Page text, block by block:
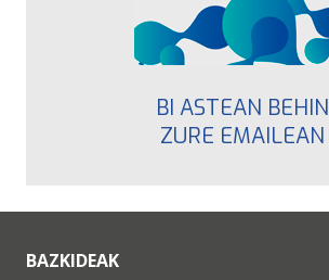
BI ASTEAN BEHIN
ZURE EMAILEAN
BAZKIDEAK